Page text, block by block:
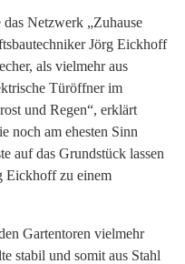
Netzwerk „Zuhause
Jörg Eickhoff
als vielmehr aus
Türöffner im
und Regen“, erklärt
noch am ehesten Sinn
auf das Grundstück lassen
Eickhoff zu einem
Gartentoren vielmehr
stabil und somit aus Stahl